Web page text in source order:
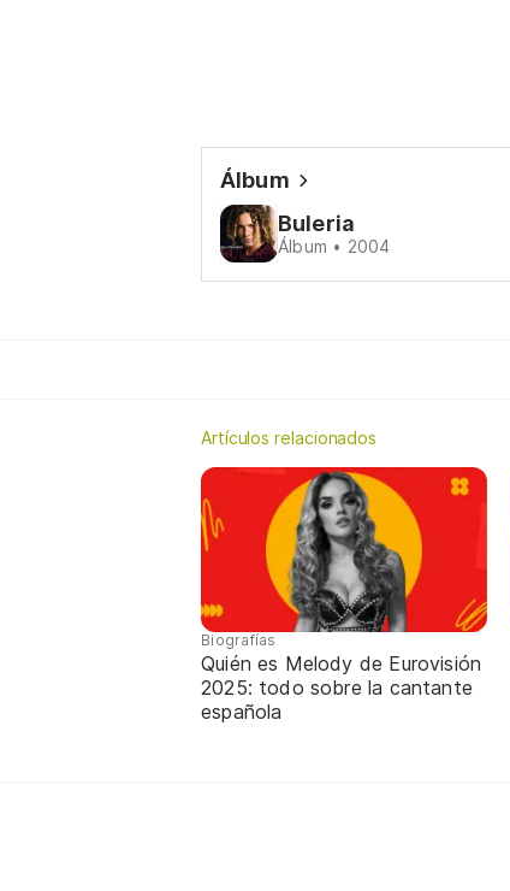
Álbum
Buleria
Álbum • 2004
Artículos relacionados
Biografías
Quién es Melody de Eurovisión
2025: todo sobre la cantante
española